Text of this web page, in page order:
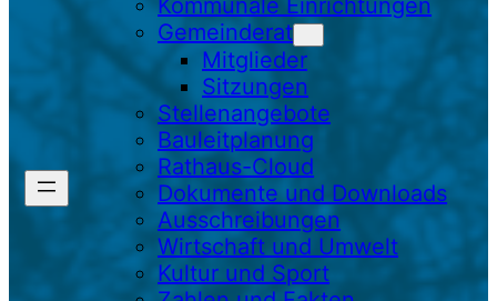
Gemeinderat
Mitglieder
Sitzungen
Stellenangebote
Bauleitplanung
Rathaus-Cloud
Dokumente und Downloads
Ausschreibungen
Wirtschaft und Umwelt
Kultur und Sport